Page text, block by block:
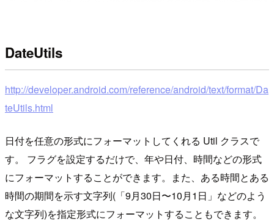
DateUtils
http://developer.android.com/reference/android/text/format/Da
teUtils.html
日付を任意の形式にフォーマットしてくれる Util クラスで
す。 フラグを設定するだけで、年や日付、時間などの形式
にフォーマットすることができます。また、ある時間とある
時間の期間を示す文字列(「9月30日〜10月1日」などのよう
な文字列)を指定形式にフォーマットすることもできます。